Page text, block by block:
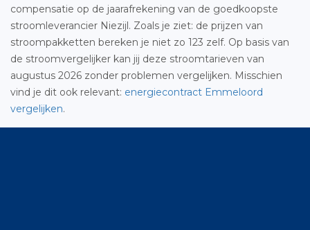
compensatie op de jaarafrekening van de goedkoopste
stroomleverancier Niezijl. Zoals je ziet: de prijzen van
stroompakketten bereken je niet zo 123 zelf. Op basis van
de stroomvergelijker kan jij deze stroomtarieven van
augustus 2026 zonder problemen vergelijken. Misschien
vind je dit ook relevant: energiecontract Emmeloord
vergelijken.